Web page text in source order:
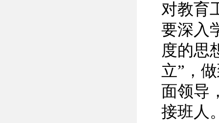
对教育
要深入
度的思
立”，
面领导
接班人